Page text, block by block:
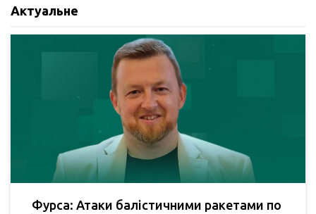
Актуальне
Фурса: Атаки балістичними ракетами по